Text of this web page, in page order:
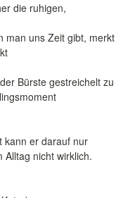
die ruhigen,
man uns Zeit gibt, merkt
Bürste gestreichelt zu
kann er darauf nur
nicht wirklich.